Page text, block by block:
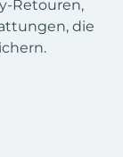
Retouren,
die